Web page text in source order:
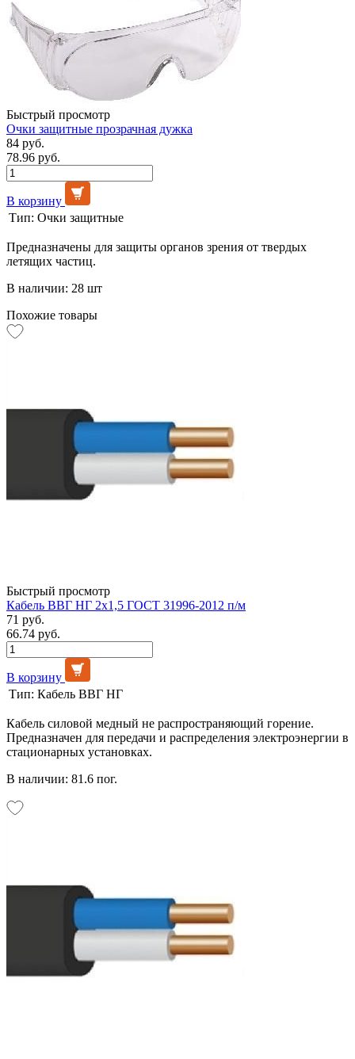
Быстрый просмотр
Очки защитные прозрачная дужка
84 руб.
78.96 руб.
В корзину
Тип: Очки защитные
Предназначены для защиты органов зрения от твердых
летящих частиц.
В наличии: 28 шт
Похожие товары
Быстрый просмотр
Кабель ВВГ НГ 2х1,5 ГОСТ 31996-2012 п/м
71 руб.
66.74 руб.
В корзину
Тип: Кабель ВВГ НГ
Кабель силовой медный не распространяющий горение.
Предназначен для передачи и распределения электроэнергии в
стационарных установках.
В наличии: 81.6 пог.